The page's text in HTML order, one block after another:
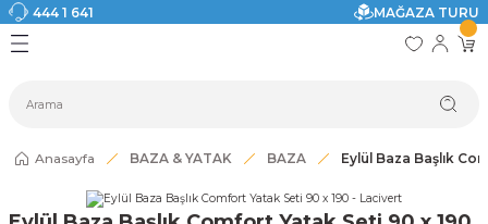
444 1 641
MAĞAZA TURU
Geri Dön
Geri Dön
Geri Dön
Geri Dön
Geri Dön
Geri Dön
Anasayfa BAZA & YATAK BAZA Eylül Baza Başlık